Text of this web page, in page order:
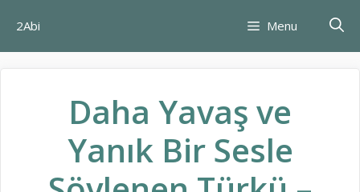
atla2Abi Menu
Daha Yavaş ve
Yanık Bir Sesle